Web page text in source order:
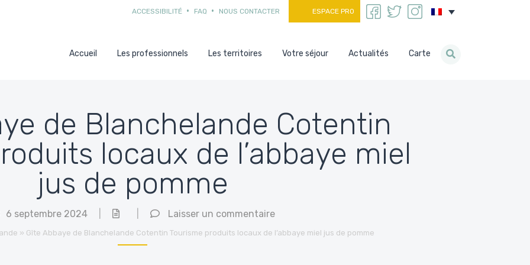
ACCESSIBILITÉ FAQ NOUS CONTACTER ESPACE PRO
Accueil Les professionnels Les territoires Votre séjour Actualités Carte
de Blanchelande Cotentin
locaux de l’abbaye miel
jus de pomme
6 septembre 2024 Laisser un commentaire
» Gîte Abbaye de Blanchelande Cotentin Tourisme produits locaux de l’abbaye miel jus de pomme